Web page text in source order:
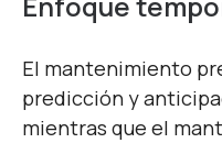
El mantenimiento
predicción y
mientras que el